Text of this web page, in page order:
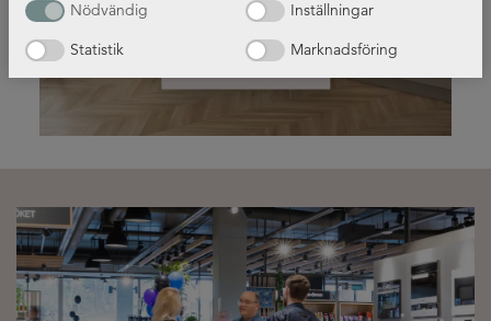
Nödvändig
Inställningar
Statistik
Marknadsföring
Läs mer!